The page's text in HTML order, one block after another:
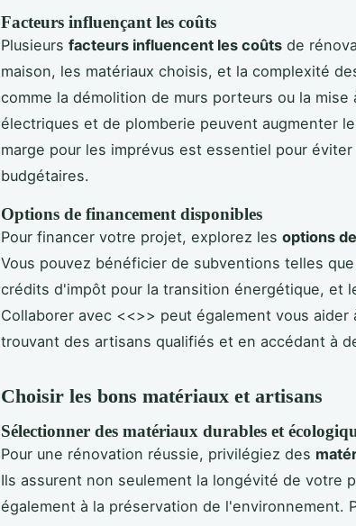
Facteurs influençant les coûts
Plusieurs facteurs influencent les coûts de
maison, les matériaux choisis, et la complexité
comme la démolition de murs porteurs ou la mise
électriques et de plomberie peuvent augmenter
marge pour les imprévus est essentiel pour
budgétaires.
Options de financement disponibles
Pour financer votre projet, explorez les options
Vous pouvez bénéficier de subventions telles
crédits d'impôt pour la transition énergétique, et
Collaborer avec <<>> peut également vous
trouvant des artisans qualifiés et en accédant à
Choisir les bons matériaux et artisans
Sélectionner des matériaux durables et
Pour une rénovation réussie, privilégiez des
Ils assurent non seulement la longévité de votre
également à la préservation de l'environnement.